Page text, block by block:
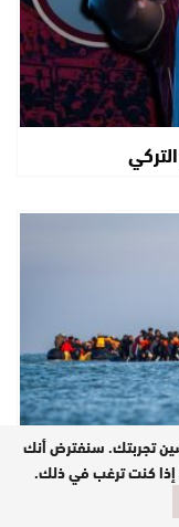
الهجرة
تجربتك. سنفترض أنك
إذا كنت ترغب في ذلك.